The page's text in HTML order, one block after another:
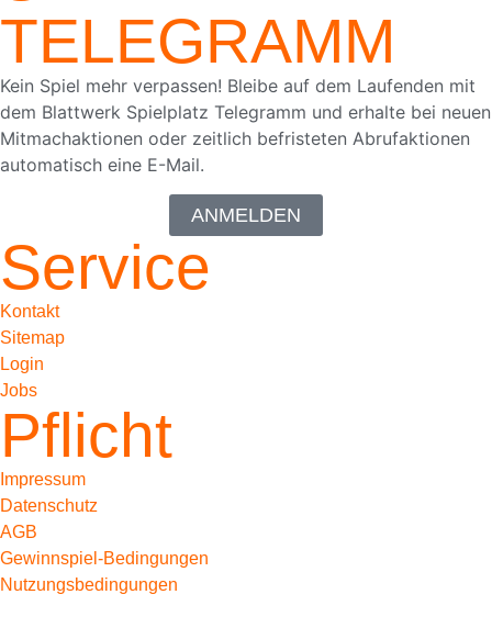
TELEGRAMM
Kein Spiel mehr verpassen! Bleibe auf dem Laufenden mit
dem Blattwerk Spielplatz Telegramm und erhalte bei neuen
Mitmachaktionen oder zeitlich befristeten Abrufaktionen
automatisch eine E-Mail.
ANMELDEN
Service
Kontakt
Sitemap
Login
Jobs
Pflicht
Impressum
Datenschutz
AGB
Gewinnspiel-Bedingungen
Nutzungsbedingungen